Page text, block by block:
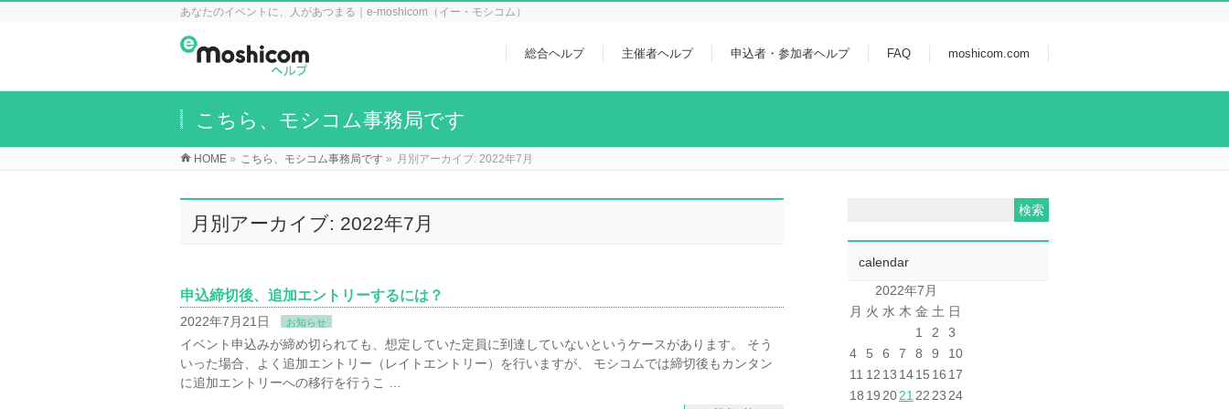
あなたのイベントに、人があつまる｜e-moshicom（イー・モシコム）
総合ヘルプ 主催者ヘルプ 申込者・参加者ヘルプ FAQ moshicom.com
こちら、モシコム事務局です
HOME » こちら、モシコム事務局です » 月別アーカイブ: 2022年7月
月別アーカイブ: 2022年7月
申込締切後、追加エントリーするには？
2022年7月21日 お知らせ
イベント申込みが締め切られても、想定していた定員に到達していないというケースがあります。 そう
いった場合、よく追加エントリー（レイトエントリー）を行いますが、 モシコムでは締切後もカンタン
に追加エントリーへの移行を行うこ …
calendar
2022年7月
月 火 水 木 金 土 日
1
2
3
4
5 6 7 8 9
10
11 12 13 1415 16 17
18 19 2021 22 23 24